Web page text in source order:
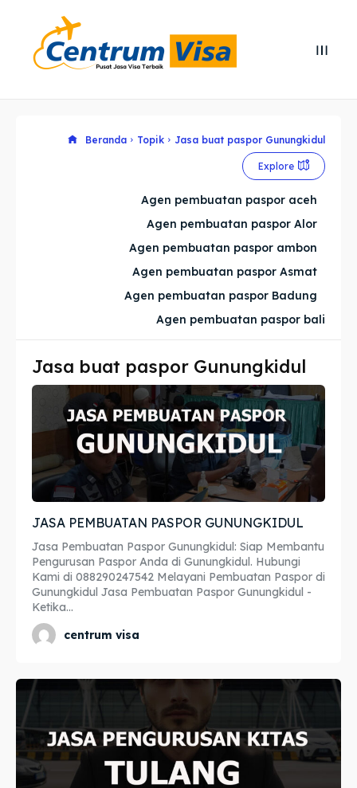
Cari
Cari
Explore our destinations
Imta
Legalisir
Apostille
Penerjemah
Asuransi
Blog
Explore our destinations
Imta
Legalisir
Apostille
Penerjemah
Asuransi
Blog
Beranda Topik Jasa buat paspor Gunungkidul
Explore
Agen pembuatan paspor aceh
Agen pembuatan paspor Alor
Agen pembuatan paspor ambon
Agen pembuatan paspor Asmat
Agen pembuatan paspor Badung
Agen pembuatan paspor bali
Jasa buat paspor Gunungkidul
JASA PEMBUATAN PASPOR GUNUNGKIDUL
Jasa Pembuatan Paspor Gunungkidul: Siap Membantu
Pengurusan Paspor Anda di Gunungkidul. Hubungi
Kami di 088290247542 Melayani Pembuatan Paspor di
Gunungkidul Jasa Pembuatan Paspor Gunungkidul -
Ketika...
centrum visa